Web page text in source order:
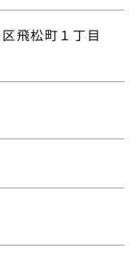
飛松町１丁目